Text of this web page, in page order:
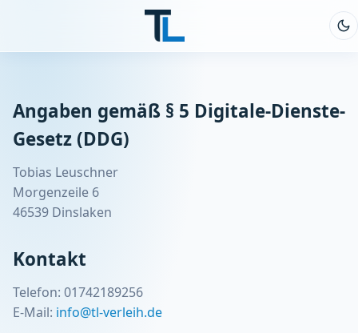
Angaben gemäß § 5 Digitale-Dienste-
Gesetz (DDG)
Tobias Leuschner
Morgenzeile 6
46539 Dinslaken
Kontakt
Telefon: 01742189256
E-Mail: info@tl-verleih.de